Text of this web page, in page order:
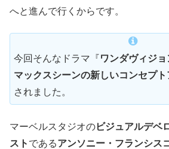
へと進んで行くからです。
今回そんなドラマ『ワンダヴィジョ
マックスシーンの新しいコンセプト
されました。
マーベルスタジオのビジュアルデベ
スト であるアンソニー・フランシス